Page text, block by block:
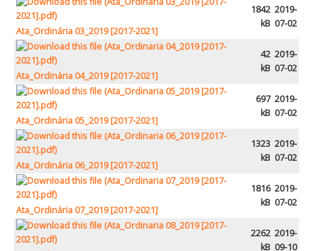
Ata_Ordinária 03_2019 [2017-2021]
1842
kB
2019-
07-02
Ata_Ordinária 04_2019 [2017-2021]
42
kB
2019-
07-02
Ata_Ordinária 05_2019 [2017-2021]
697
kB
2019-
07-02
Ata_Ordinária 06_2019 [2017-2021]
1323
kB
2019-
07-02
Ata_Ordinária 07_2019 [2017-2021]
1816
kB
2019-
07-02
2262
kB
2019-
09-10